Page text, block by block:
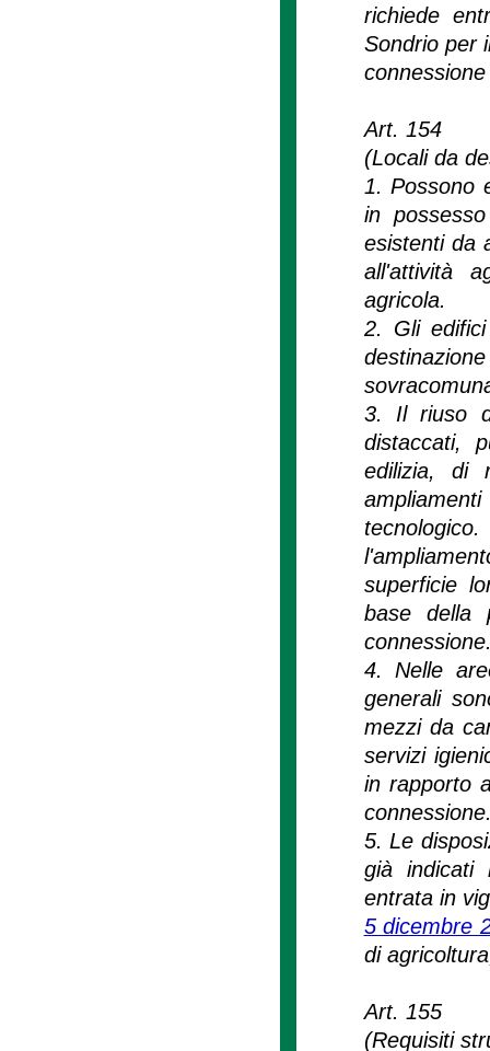
richiede
Sondrio per
Art. 154
(Locali da
1. Possono
in
esistenti da
all'attività
agricola.
2. Gli
3. Il riuso
distaccati,
edilizia, di
superficie
base della
4. Nelle
generali
mezzi da
servizi
in rapporto
5. Le
già indicati
entrata in
5 dicembre
di
Art. 155
(Requisiti